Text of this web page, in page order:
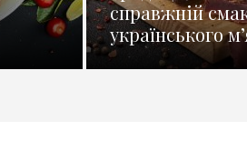
справжній
українського